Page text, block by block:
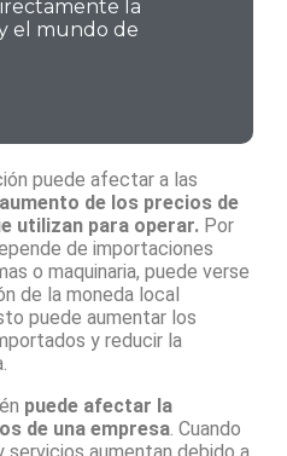
la
el mundo de
puede afectar a las
aumento de los precios de
utilizan para operar. Por
de importaciones
o maquinaria, puede verse
de la moneda local
puede aumentar los
y reducir la
puede afectar la
de una empresa. Cuando